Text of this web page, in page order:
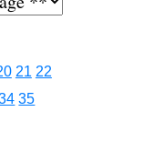
21 22
35